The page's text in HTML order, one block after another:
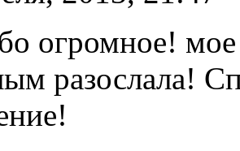
огромное!
разослала!